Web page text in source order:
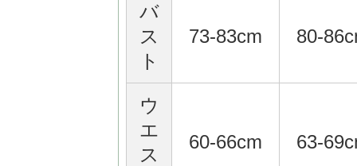
バ
ス
ト
73-83cm 80-
ウ
エ
ス
60-66cm 63-